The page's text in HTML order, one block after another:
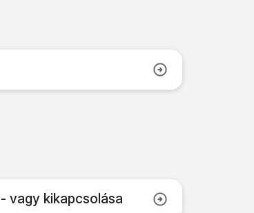
vagy kikapcsolása